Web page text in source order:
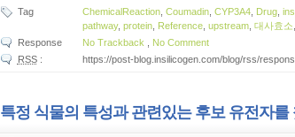
Tag ChemicalReaction ,Coumadin ,CYP3A4 Drug ,
pathway,protein Reference ,upstream ,대사효소
Response
No Trackback
No Comment
RSS: https://post-blog.insilicogen.com/blog/rss/
특정 식물의 특성과 관련있는 후보 유전자를